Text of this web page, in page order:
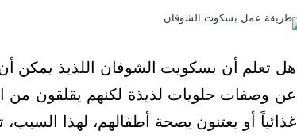
هل تعلم أن بسكويت الشوفان اللذيذ يمكن
عن وصفات حلويات لذيذة لكنهم يقلقون من
غذائياً أو يعتنون بصحة أطفالهم، لهذا